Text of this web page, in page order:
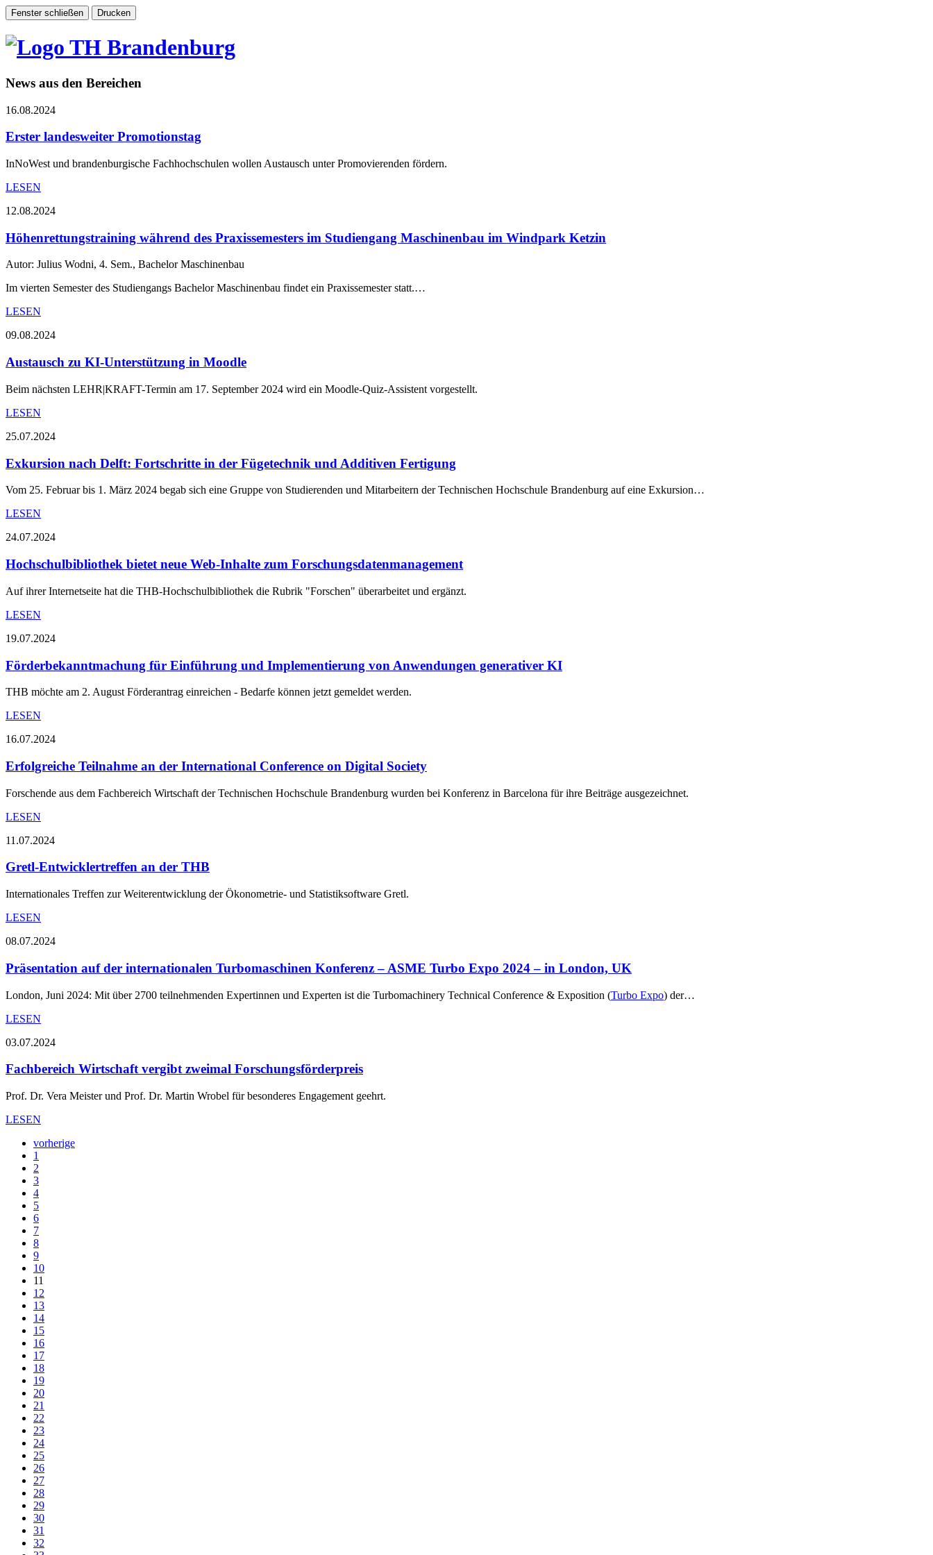
News aus den Bereichen
16.08.2024
Erster landesweiter Promotionstag
InNoWest und brandenburgische Fachhochschulen wollen Austausch unter Promovierenden fördern.
LESEN
12.08.2024
Höhenrettungstraining während des Praxissemesters im Studiengang Maschinenbau im Windpark Ketzin
Autor: Julius Wodni, 4. Sem., Bachelor Maschinenbau
Im vierten Semester des Studiengangs Bachelor Maschinenbau findet ein Praxissemester statt.…
LESEN
09.08.2024
Austausch zu KI-Unterstützung in Moodle
Beim nächsten LEHR|KRAFT-Termin am 17. September 2024 wird ein Moodle-Quiz-Assistent vorgestellt.
LESEN
25.07.2024
Exkursion nach Delft: Fortschritte in der Fügetechnik und Additiven Fertigung
Vom 25. Februar bis 1. März 2024 begab sich eine Gruppe von Studierenden und Mitarbeitern der Technischen Hochschule Brandenburg auf eine Exkursion…
LESEN
24.07.2024
Hochschulbibliothek bietet neue Web-Inhalte zum Forschungsdatenmanagement
Auf ihrer Internetseite hat die THB-Hochschulbibliothek die Rubrik "Forschen" überarbeitet und ergänzt.
LESEN
19.07.2024
Förderbekanntmachung für Einführung und Implementierung von Anwendungen generativer KI
THB möchte am 2. August Förderantrag einreichen - Bedarfe können jetzt gemeldet werden.
LESEN
16.07.2024
Erfolgreiche Teilnahme an der International Conference on Digital Society
Forschende aus dem Fachbereich Wirtschaft der Technischen Hochschule Brandenburg wurden bei Konferenz in Barcelona für ihre Beiträge ausgezeichnet.
LESEN
11.07.2024
Gretl-Entwicklertreffen an der THB
Internationales Treffen zur Weiterentwicklung der Ökonometrie- und Statistiksoftware Gretl.
LESEN
08.07.2024
Präsentation auf der internationalen Turbomaschinen Konferenz – ASME Turbo Expo 2024 – in London, UK
London, Juni 2024: Mit über 2700 teilnehmenden Expertinnen und Experten ist die Turbomachinery Technical Conference & Exposition (Turbo Expo) der…
LESEN
03.07.2024
Fachbereich Wirtschaft vergibt zweimal Forschungsförderpreis
Prof. Dr. Vera Meister und Prof. Dr. Martin Wrobel für besonderes Engagement geehrt.
LESEN
vorherige
1
2
3
4
5
6
7
8
9
10
11
12
13
14
15
16
17
18
19
20
21
22
23
24
25
26
27
28
29
30
31
32